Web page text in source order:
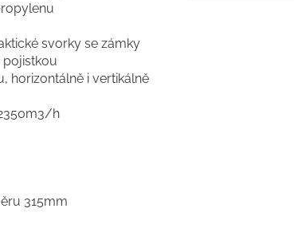
svorky se zámky
pojistkou
horizontálně i vertikálně
h
315mm